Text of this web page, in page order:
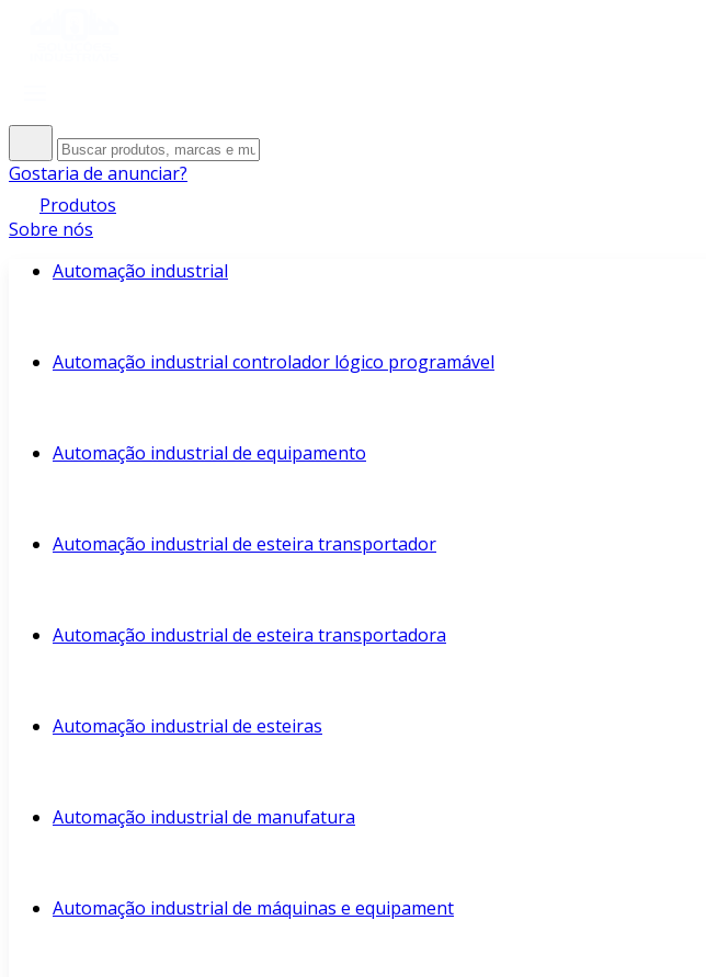
Gostaria de anunciar?
Produtos
Sobre nós
Automação industrial
Automação industrial controlador lógico programável
Automação industrial de equipamento
Automação industrial de esteira transportador
Automação industrial de esteira transportadora
Automação industrial de esteiras
Automação industrial de manufatura
Automação industrial de máquinas e equipament